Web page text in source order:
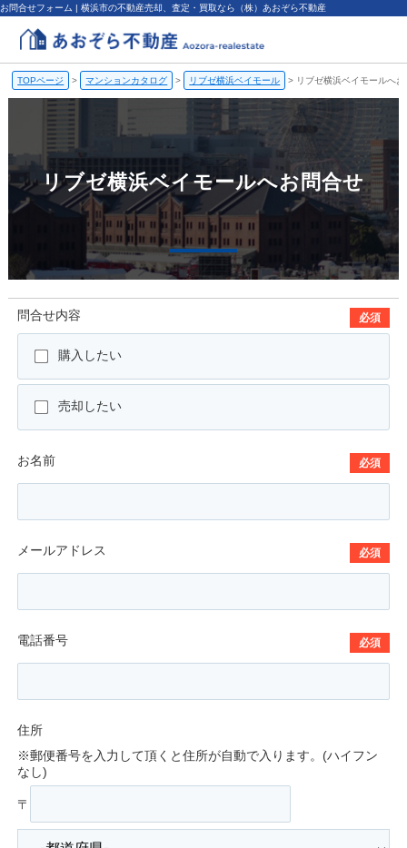
お問合せフォーム | 横浜市の不動産売却、査定・買取なら（株）あおぞら不動産
TOPページ > マンションカタログ > リブゼ横浜ベイモール > リブゼ横浜ベイモールへ
リブゼ横浜ベイモールへお問合せ
問合せ内容 必須
購入したい
売却したい
お名前 必須
メールアドレス 必須
電話番号 必須
住所
※郵便番号を入力して頂くと住所が自動で入ります。(ハイフン
なし)
〒